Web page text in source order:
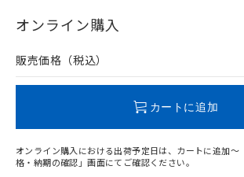
在庫等で未対応品が混在する可能性があり
問い合わせください。
オンライン購入
販売価格（税込）
カートに追加
オンライン購入における出荷予定日は、カートに追加～
格・納期の確認」画面にてご確認ください。